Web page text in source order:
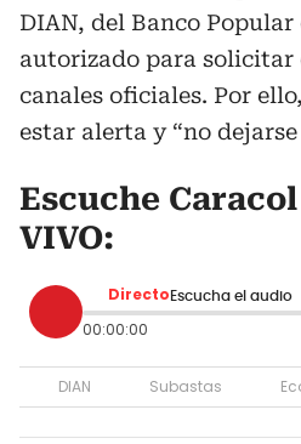
DIAN, del Banco Popular
autorizado para solicitar
canales oficiales. Por
estar alerta y “no dejarse
Escuche
VIVO:
Directo Escucha el audio
00:00:00
DIAN Subastas